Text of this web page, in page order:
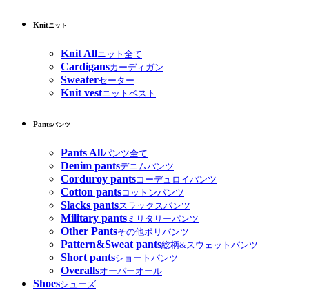
Knitニット
Knit Allニット全て
Cardigansカーディガン
Sweaterセーター
Knit vestニットベスト
Pantsパンツ
Pants Allパンツ全て
Denim pantsデニムパンツ
Corduroy pantsコーデュロイパンツ
Cotton pantsコットンパンツ
Slacks pantsスラックスパンツ
Military pants ミリタリーパンツ
Other Pantsその他ポリパンツ
Pattern&Sweat pants総柄&スウェットパンツ
Short pantsショートパンツ
Overallsオーバーオール
Shoesシューズ